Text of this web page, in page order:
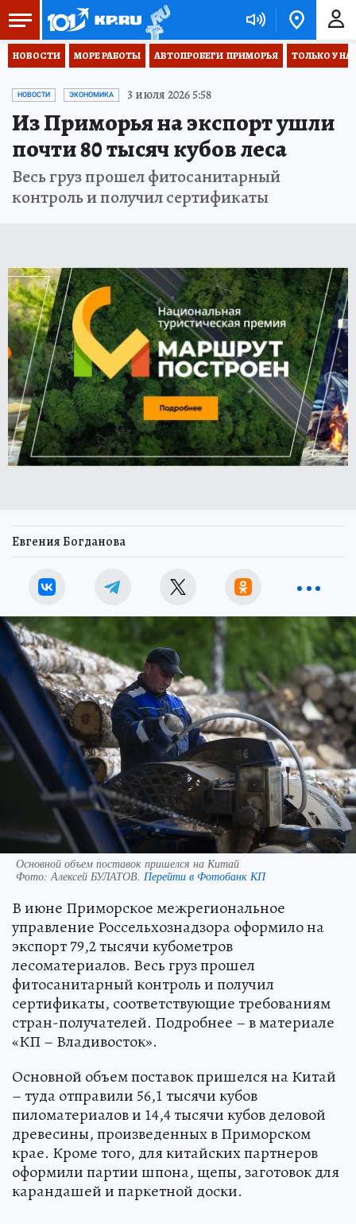
НОВОСТИ МОРЕ РАБОТЫ АВТОПРОБЕГИ  ПРИМОРЬЯ ТОЛЬКО У
НОВОСТИ ЭКОНОМИКА 3 июля 2026 5:58
Из Приморья на экспорт ушли
почти 80 тысяч кубов леса
Весь груз прошел фитосанитарный
контроль и получил сертификаты
Евгения Богданова
Основной объем поставок пришелся на Китай
Фото:Алексей БУЛАТОВ. Перейти в Фотобанк КП
В июне Приморское межрегиональное
управление Россельхознадзора оформило на
экспорт 79,2 тысячи кубометров
лесоматериалов. Весь груз прошел
фитосанитарный контроль и получил
сертификаты, соответствующие требованиям
стран-получателей. Подробнее – в материале
«КП – Владивосток».
Основной объем поставок пришелся на Китай
– туда отправили 56,1 тысячи кубов
пиломатериалов и 14,4 тысячи кубов деловой
древесины, произведенных в Приморском
крае. Кроме того, для китайских партнеров
оформили партии шпона, щепы, заготовок для
карандашей и паркетной доски.